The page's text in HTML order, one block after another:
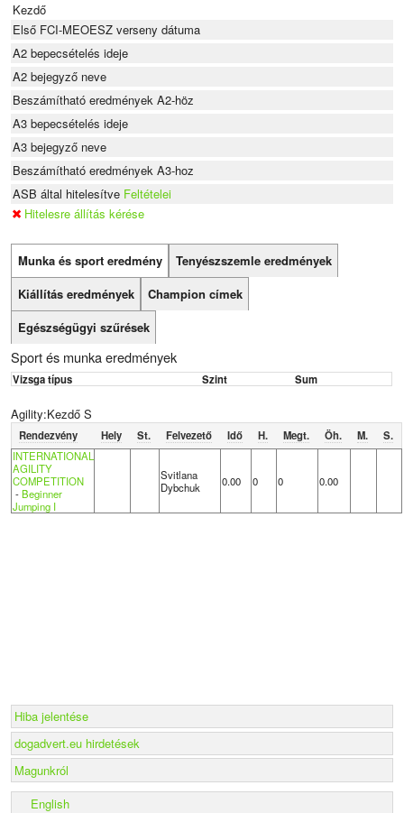
Kezdő
Első FCI-MEOESZ verseny dátuma
A2 bepecsételés ideje
A2 bejegyző neve
Beszámítható eredmények A2-höz
A3 bepecsételés ideje
A3 bejegyző neve
Beszámítható eredmények A3-hoz
ASB által hitelesítve Feltételei
Hitelesre állítás kérése
Munka és sport eredmény
Tenyészszemle eredmények
Kiállítás eredmények
Champion címek
Egészségügyi szűrések
Sport és munka eredmények
Vizsga típus Szint Sum
Agility:Kezdő S
Rendezvény Hely St. Felvezető Idő H. Megt. Öh. M.
S.
INTERNATIONAL
AGILITY
COMPETITION
-Beginner
Jumping I
Svitlana
Dybchuk
0.00 0 0 0.00
Hiba jelentése
dogadvert.eu hirdetések
Magunkról
English